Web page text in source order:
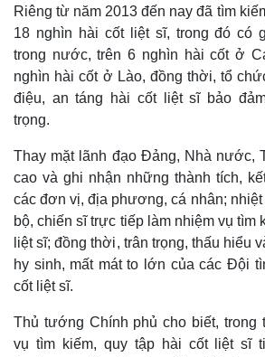
Riêng từ năm 2013 đến nay đã tìm
18 nghìn hài cốt liệt sĩ, trong đó có
trong nước, trên 6 nghìn hài cốt ở
nghìn hài cốt ở Lào, đồng thời, tổ
điệu, an táng hài cốt liệt sĩ bảo
trọng.
Thay mặt lãnh đạo Đảng, Nhà nước,
cao và ghi nhận những thành tích,
các đơn vị, địa phương, cá nhân;
bộ, chiến sĩ trực tiếp làm nhiệm vụ tìm
liệt sĩ; đồng thời, trân trọng, thấu hiểu
hy sinh, mất mát to lớn của các Đội
cốt liệt sĩ.
Thủ tướng Chính phủ cho biết, trong
vụ tìm kiếm, quy tập hài cốt liệt sĩ